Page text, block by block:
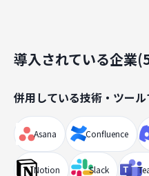
導入されている企業(
併用している技術・ツー
Asana Confluence
Notion Slack